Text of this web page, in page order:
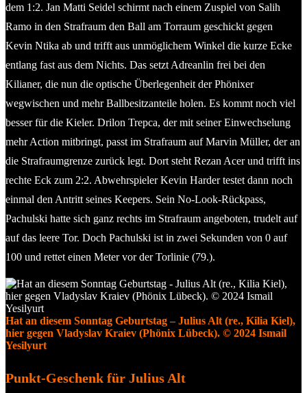
dem 1:2. Jan Matti Seidel schirmt nach einem Zuspiel von Salih
Ramo in den Strafraum den Ball am Torraum geschickt gegen
Kevin Ntika ab und trifft aus unmöglichem Winkel die kurze Ecke
entlang fast aus dem Nichts. Das setzt Adreanlin frei bei den
Kilianer, die nun die optische Überlegenheit der Phönixer
wegwischen und mehr Ballbesitzanteile holen. Es kommt noch viel
besser für die Kieler. Drilon Trepca, der mit seiner Einwechselung
mehr Action mitbringt, passt im Strafraum auf Marvin Müller, der an
die Strafraumgrenze zurück legt. Dort steht Rezan Acer und trifft ins
rechte Eck zum 2:2. Abwehrspieler Kevin Harder testet dann noch
einmal den Antritt seines Keepers. Sein No-Look-Rückpass,
Pachulski hatte sich ganz rechts im Strafraum angeboten, trudelt auf
auf das leere Tor. Doch Pachulski ist in zwei Sekunden von 0 auf
100 und rettet einen Meter vor der Torlinie (79.).
Hat an diesem Sonntag Geburtstag – Julius Alt (re., Kilia Kiel),
hier gegen Vladyslav Kraiev (Phönix Lübeck). © 2024 Ismail
Yesilyurt
Punkt-Geschenk für Julius Alt